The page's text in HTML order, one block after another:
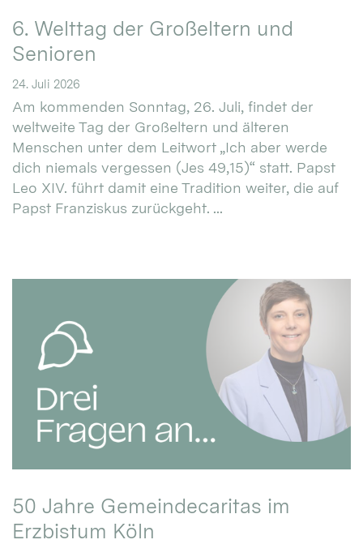
6. Welttag der Großeltern und
Senioren
24. Juli 2026
Am kommenden Sonntag, 26. Juli, findet der
weltweite Tag der Großeltern und älteren
Menschen unter dem Leitwort „Ich aber werde
dich niemals vergessen (Jes 49,15)“ statt. Papst
Leo XIV. führt damit eine Tradition weiter, die auf
Papst Franziskus zurückgeht. ...
50 Jahre Gemeindecaritas im
Erzbistum Köln